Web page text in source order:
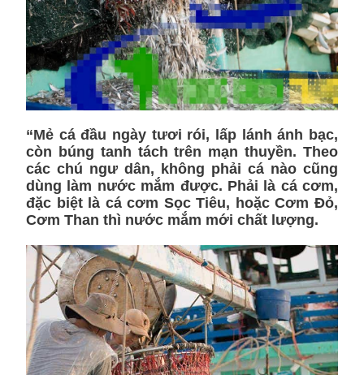
“Mẻ cá đầu ngày tươi rói, lấp lánh ánh bạc,
còn búng tanh tách trên mạn thuyền. Theo
các chú ngư dân, không phải cá nào cũng
dùng làm nước mắm được. Phải là cá cơm,
đặc biệt là cá cơm Sọc Tiêu, hoặc Cơm Đỏ,
Cơm Than thì nước mắm mới chất lượng.